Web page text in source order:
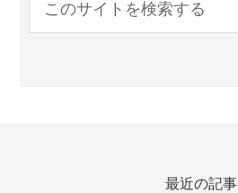
最近の記事